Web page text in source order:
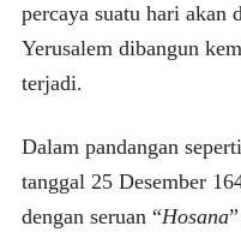
percaya suatu hari akan
Yerusalem dibangun
terjadi.
Dalam pandangan
tanggal 25 Desember
dengan seruan “Hosana